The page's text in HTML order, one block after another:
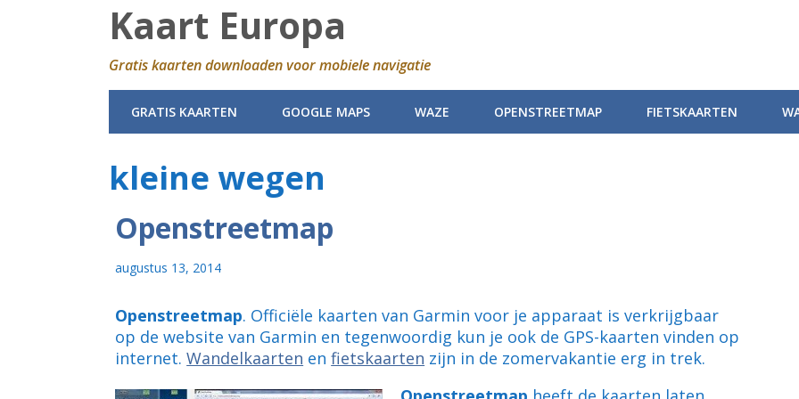
Kaart Europa
Gratis kaarten downloaden voor mobiele navigatie
GRATIS KAARTEN GOOGLE MAPS WAZE OPENSTREETMAP FIETSKAARTEN
kleine wegen
Openstreetmap
augustus 13, 2014
Openstreetmap. Officiële kaarten van Garmin voor je apparaat is verkrijgbaar
op de website van Garmin en tegenwoordig kun je ook de GPS-kaarten vinden op
internet.Wandelkaarten enfietskaarten zijn in de zomervakantie erg in trek.